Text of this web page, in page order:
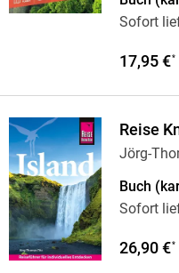
Sofort
17,95 €*
Reise
Jörg-
Buch
Sofort
26,90 €*